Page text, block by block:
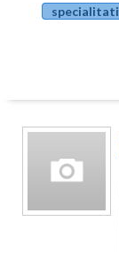
Brasov
Calarasi
Caras-Severin
Cabinet
specialitati